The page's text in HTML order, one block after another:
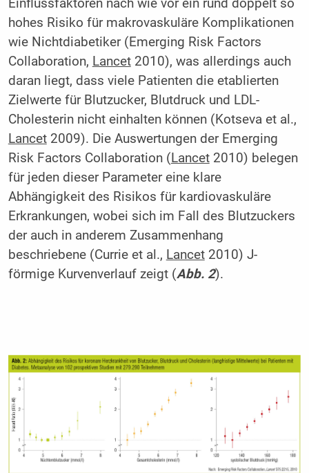
Einflussfaktoren nach wie vor ein rund doppelt so
hohes Risiko für makrovaskuläre Komplikationen
wie Nichtdiabetiker (Emerging Risk Factors
Collaboration, Lancet2010), was allerdings auch
daran liegt, dass viele Patienten die etablierten
Zielwerte für Blutzucker, Blutdruck und LDL-
Cholesterin nicht einhalten können (Kotseva et al.,
Lancet2009). Die Auswertungen der Emerging
Risk Factors Collaboration (Lancet2010) belegen
für jeden dieser Parameter eine klare
Abhängigkeit des Risikos für kardiovaskuläre
Erkrankungen, wobei sich im Fall des Blutzuckers
der auch in anderem Zusammenhang
beschriebene (Currie et al., Lancet2010) J-
förmige Kurvenverlauf zeigt (Abb. 2).